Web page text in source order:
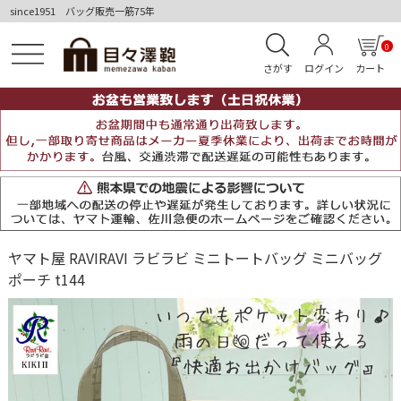
since1951 バッグ販売一筋75年
さがす ログイン カート
0
ヤマト屋 RAVIRAVI ラビラビ ミニトートバッグ ミニバッグ
ポーチ t144